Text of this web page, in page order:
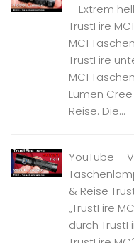
– Extrem
TrustFire
MC1
TrustFire
MC1
Lumen Cree
Reise. Die...
YouTube –
& Reise
„TrustFire
durch